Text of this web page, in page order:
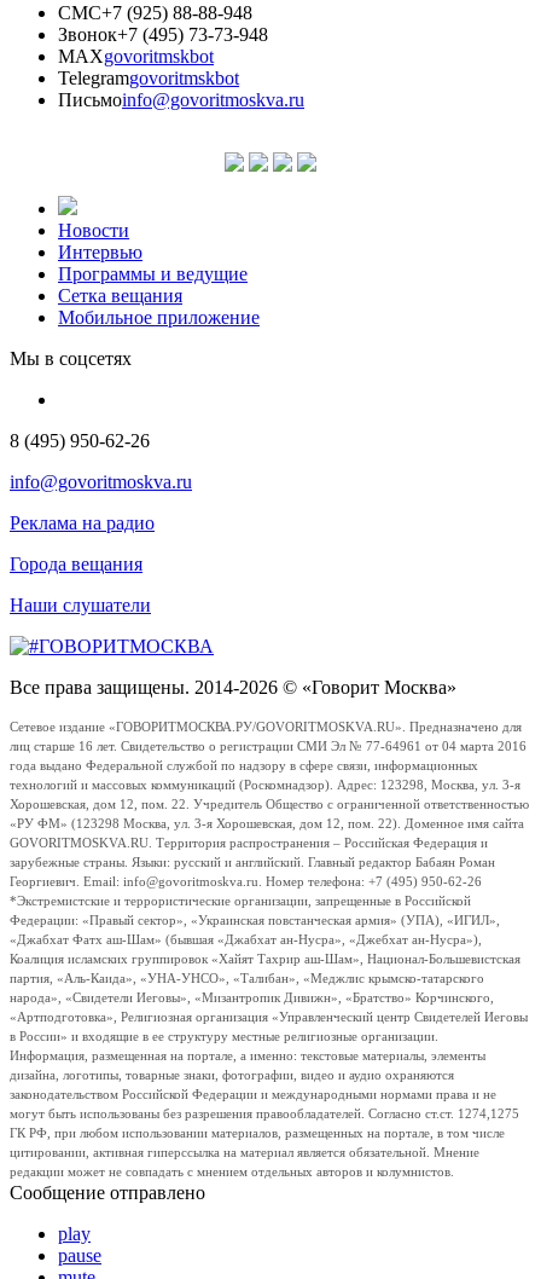
СМС+7 (925) 88-88-948
Звонок+7 (495) 73-73-948
MAXgovoritmskbot
Telegramgovoritmskbot
Письмоinfo@govoritmoskva.ru
Новости
Интервью
Программы и ведущие
Сетка вещания
Мобильное приложение
Мы в соцсетях
8 (495) 950-62-26
info@govoritmoskva.ru
Реклама на радио
Города вещания
Наши слушатели
Все права защищены. 2014-2026 © «Говорит Москва»
Сетевое издание «ГОВОРИТМОСКВА.РУ/GOVORITMOSKVA.RU». Предназначено для
лиц старше 16 лет. Свидетельство о регистрации СМИ Эл № 77-64961 от 04 марта 2016
года выдано Федеральной службой по надзору в сфере связи, информационных
технологий и массовых коммуникаций (Роскомнадзор). Адрес: 123298, Москва, ул. 3-я
Хорошевская, дом 12, пом. 22. Учредитель Общество с ограниченной ответственностью
«РУ ФМ» (123298 Москва, ул. 3-я Хорошевская, дом 12, пом. 22). Доменное имя сайта
GOVORITMOSKVA.RU. Территория распространения – Российская Федерация и
зарубежные страны. Языки: русский и английский. Главный редактор Бабаян Роман
Георгиевич. Email: info@govoritmoskva.ru. Номер телефона: +7 (495) 950-62-26
*Экстремистские и террористические организации, запрещенные в Российской
Федерации: «Правый сектор», «Украинская повстанческая армия» (УПА), «ИГИЛ»,
«Джабхат Фатх аш-Шам» (бывшая «Джабхат ан-Нусра», «Джебхат ан-Нусра»),
Коалиция исламских группировок «Хайят Тахрир аш-Шам», Национал-Большевистская
партия, «Аль-Каида», «УНА-УНСО», «Талибан», «Меджлис крымско-татарского
народа», «Свидетели Иеговы», «Мизантропик Дивижн», «Братство» Корчинского,
«Артподготовка», Религиозная организация «Управленческий центр Свидетелей Иеговы
в России» и входящие в ее структуру местные религиозные организации.
Информация, размещенная на портале, а именно: текстовые материалы, элементы
дизайна, логотипы, товарные знаки, фотографии, видео и аудио охраняются
законодательством Российской Федерации и международными нормами права и не
могут быть использованы без разрешения правообладателей. Согласно ст.ст. 1274,1275
ГК РФ, при любом использовании материалов, размещенных на портале, в том числе
цитировании, активная гиперссылка на материал является обязательной. Мнение
редакции может не совпадать с мнением отдельных авторов и колумнистов.
Сообщение отправлено
play
pause